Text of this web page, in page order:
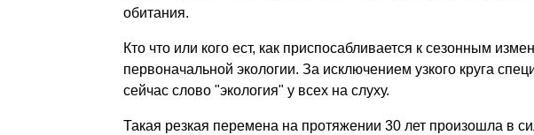
обитания.
Кто что или кого ест, как приспосабливается к сезонным
первоначальной экологии. За исключением узкого круга
сейчас слово "экология" у всех на слуху.
Такая резкая перемена на протяжении 30 лет произошла в